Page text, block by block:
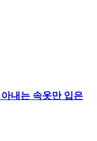
내는 속옷만 입은